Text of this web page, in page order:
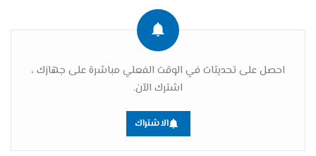
احصل على تحديثات في الوقت الفعلي مباشرة على جهازك ،
اشترك الآن.
الاشتراك